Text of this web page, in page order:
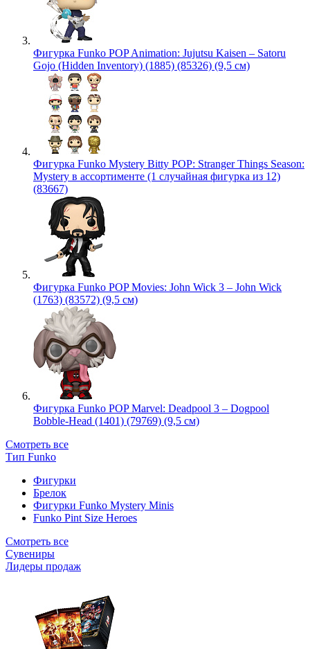
Фигурка Funko POP Animation: Jujutsu Kaisen – Satoru
Gojo (Hidden Inventory) (1885) (85326) (9,5 см)
Фигурка Funko Mystery Bitty POP: Stranger Things Season:
Mystery в ассортименте (1 случайная фигурка из 12)
(83667)
Фигурка Funko POP Movies: John Wick 3 – John Wick
(1763) (83572) (9,5 см)
Фигурка Funko POP Marvel: Deadpool 3 – Dogpool
Bobble-Head (1401) (79769) (9,5 см)
Смотреть все
Тип Funko
Фигурки
Брелок
Фигурки Funko Mystery Minis
Funko Pint Size Heroes
Смотреть все
Сувениры
Лидеры продаж